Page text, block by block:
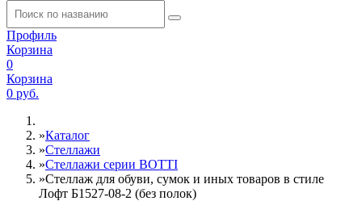
Профиль
Корзина
0
Корзина
0 руб.
»Каталог
»Стеллажи
»Cтеллажи серии BOTTI
»Стеллаж для обуви, сумок и иных товаров в стиле
Лофт Б1527-08-2 (без полок)